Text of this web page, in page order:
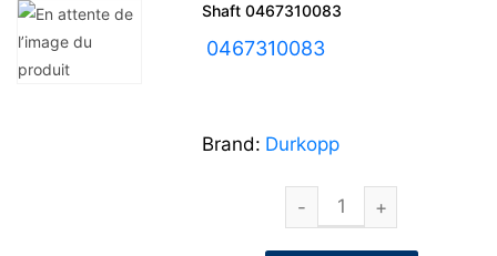
Shaft 0467310083
0467310083
Brand: Durkopp